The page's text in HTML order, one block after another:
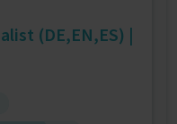
(DE,EN,ES) |